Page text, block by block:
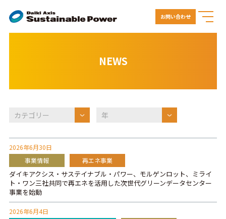
お問い合わせ
NEWS
2026年6月30日
事業情報
再エネ事業
ダイキアクシス・サステイナブル・パワー、モルゲンロット、ミライ
ト・ワン三社共同で再エネを活用した次世代グリーンデータセンター
事業を始動
2026年6月4日